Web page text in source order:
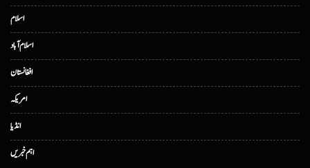
اسلام
اسلام آباد
افغانستان
امریکہ
انڈیا
اہم خبریں